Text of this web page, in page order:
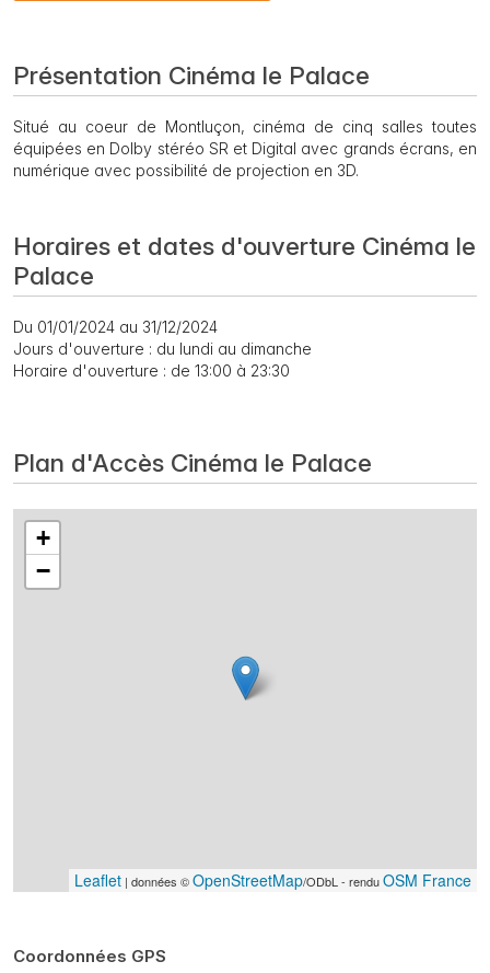
Présentation Cinéma le Palace
Situé au coeur de Montluçon, cinéma de cinq salles toutes
équipées en Dolby stéréo SR et Digital avec grands écrans, en
numérique avec possibilité de projection en 3D.
Horaires et dates d'ouverture Cinéma le
Palace
Du 01/01/2024 au 31/12/2024
Jours d'ouverture : du lundi au dimanche
Horaire d'ouverture : de 13:00 à 23:30
Plan d'Accès Cinéma le Palace
+
−
Leaflet | données ©OpenStreetMap/ODbL - renduOSM France
Coordonnées GPS